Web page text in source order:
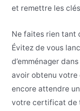
et remettre les
Ne faites rien tant
Évitez de vous
d’emménager
avoir obtenu
encore attendre
votre certificat de